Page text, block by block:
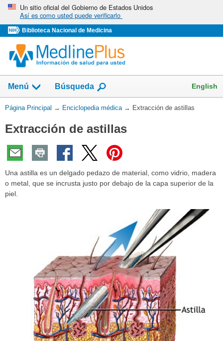
Omita
vaya
al
Contenido
Un sitio oficial del Gobierno de Estados Unidos
Así es como usted puede verificarlo
Biblioteca Nacional de Medicina
Menú Búsqueda English
Usted
aquí:
Página Principal → Enciclopedia médica → Extracción de astillas
Extracción de astillas
Una astilla es un delgado pedazo de material, como vidrio, madera
o metal, que se incrusta justo por debajo de la capa superior de la
piel.